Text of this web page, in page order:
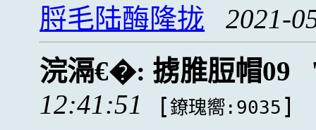
脟毛陆酶隆拢
2021-
浣滆€�: 掳脽脰帽09
12:41:51
[鐐瑰嚮:9035 ]